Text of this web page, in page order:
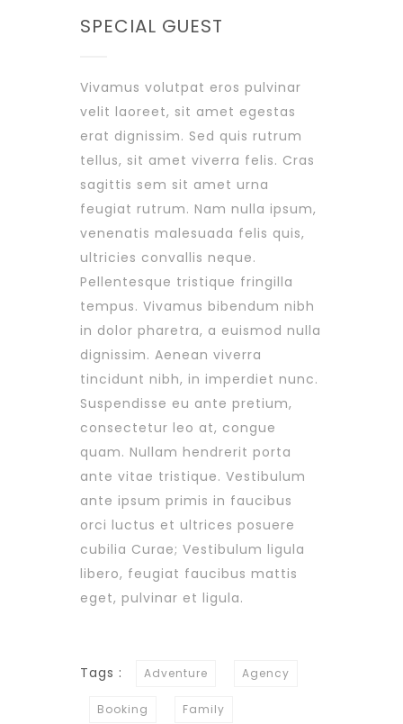
SPECIAL GUEST
Vivamus volutpat eros pulvinar
velit laoreet, sit amet egestas
erat dignissim. Sed quis rutrum
tellus, sit amet viverra felis. Cras
sagittis sem sit amet urna
feugiat rutrum. Nam nulla ipsum,
venenatis malesuada felis quis,
ultricies convallis neque.
Pellentesque tristique fringilla
tempus. Vivamus bibendum nibh
in dolor pharetra, a euismod nulla
dignissim. Aenean viverra
tincidunt nibh, in imperdiet nunc.
Suspendisse eu ante pretium,
consectetur leo at, congue
quam. Nullam hendrerit porta
ante vitae tristique. Vestibulum
ante ipsum primis in faucibus
orci luctus et ultrices posuere
cubilia Curae; Vestibulum ligula
libero, feugiat faucibus mattis
eget, pulvinar et ligula.
Tags : Adventure Agency
Booking Family